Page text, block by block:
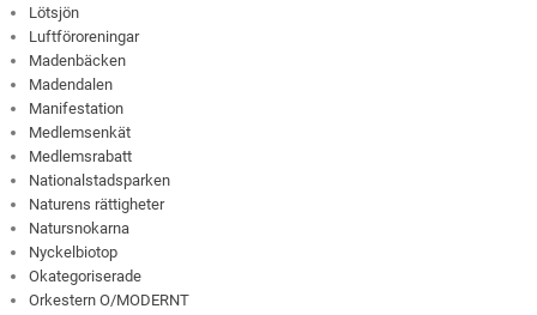
Lötsjön
Luftföroreningar
Madenbäcken
Madendalen
Manifestation
Medlemsenkät
Medlemsrabatt
Nationalstadsparken
Naturens rättigheter
Natursnokarna
Nyckelbiotop
Okategoriserade
Orkestern O/MODERNT